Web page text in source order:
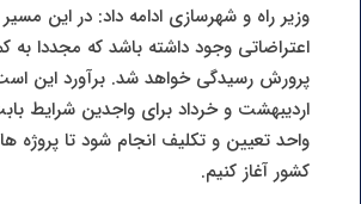
وزیر راه و شهرسازی ادامه داد: در این
اعتراضاتی وجود داشته باشد که مجددا
پرورش رسیدگی خواهد شد. برآورد این
واحد تعیین و تکلیف انجام شود تا پروژه
کشور آغاز کنیم.